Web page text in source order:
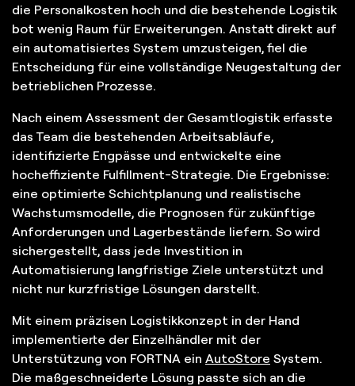
die Personalkosten hoch und die bestehende Logistik
bot wenig Raum für Erweiterungen. Anstatt direkt auf
ein automatisiertes System umzusteigen, fiel die
Entscheidung für eine vollständige Neugestaltung der
betrieblichen Prozesse.
Nach einem Assessment der Gesamtlogistik erfasste
das Team die bestehenden Arbeitsabläufe,
identifizierte Engpässe und entwickelte eine
hocheffiziente Fulfillment-Strategie. Die Ergebnisse:
eine optimierte Schichtplanung und realistische
Wachstumsmodelle, die Prognosen für zukünftige
Anforderungen und Lagerbestände liefern. So wird
sichergestellt, dass jede Investition in
Automatisierung langfristige Ziele unterstützt und
nicht nur kurzfristige Lösungen darstellt.
Mit einem präzisen Logistikkonzept in der Hand
implementierte der Einzelhändler mit der
Unterstützung von FORTNA ein AutoStore System.
Die maßgeschneiderte Lösung passte sich an die